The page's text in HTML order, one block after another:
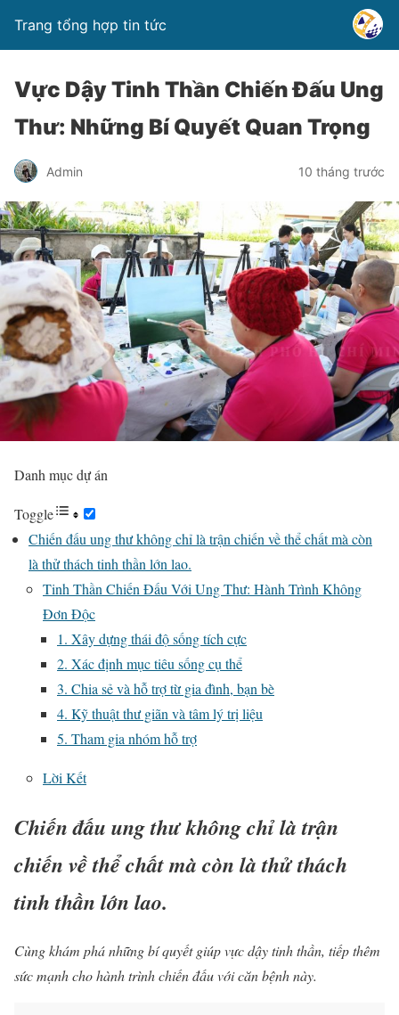
Trang tổng hợp tin tức
Vực Dậy Tinh Thần Chiến Đấu Ung
Thư: Những Bí Quyết Quan Trọng
Admin 10 tháng trước
Danh mục dự án
Toggle
Chiến đấu ung thư không chỉ là trận chiến về thể chất mà còn
là thử thách tinh thần lớn lao.
Tinh Thần Chiến Đấu Với Ung Thư: Hành Trình Không
Đơn Độc
1. Xây dựng thái độ sống tích cực
2. Xác định mục tiêu sống cụ thể
3. Chia sẻ và hỗ trợ từ gia đình, bạn bè
4. Kỹ thuật thư giãn và tâm lý trị liệu
5. Tham gia nhóm hỗ trợ
Lời Kết
Chiến đấu ung thư không chỉ là trận
chiến về thể chất mà còn là thử thách
tinh thần lớn lao.
Cùng khám phá những bí quyết giúp vực dậy tinh thần, tiếp thêm
sức mạnh cho hành trình chiến đấu với căn bệnh này.